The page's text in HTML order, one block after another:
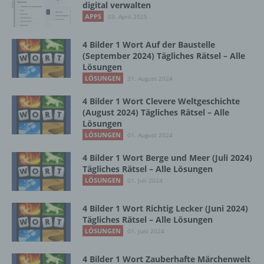
digital verwalten
APPS 03. April 2025
4 Bilder 1 Wort Auf der Baustelle
(September 2024) Tägliches Rätsel – Alle
Lösungen
LÖSUNGEN 31. August 2024
4 Bilder 1 Wort Clevere Weltgeschichte
(August 2024) Tägliches Rätsel – Alle
Lösungen
LÖSUNGEN 01. August 2024
4 Bilder 1 Wort Berge und Meer (Juli 2024)
Tägliches Rätsel – Alle Lösungen
LÖSUNGEN 01. Juli 2024
4 Bilder 1 Wort Richtig Lecker (Juni 2024)
Tägliches Rätsel – Alle Lösungen
LÖSUNGEN 01. Juni 2024
4 Bilder 1 Wort Zauberhafte Märchenwelt
Einschränkung der Verarbeitung ist die
personenbezogener Daten mit dem Ziel, ihre
künftige Verarbeitung einzuschränken.
Profiling ist jede Art der automatisierten
Verarbeitung personenbezogener Daten, die
personenbezogenen Daten verwendet
werden, um bestimmte persönliche Aspekte,
die sich auf eine natürliche Person beziehen,
zu bewerten, insbesondere, um Aspekte
bezüglich Arbeitsleistung, wirtschaftlicher
Lage, Gesundheit, persönlicher Vorlieben,
Interessen, Zuverlässigkeit, Verhalten,
Aufenthaltsort oder Ortswechsel dieser
vorherzusagen.